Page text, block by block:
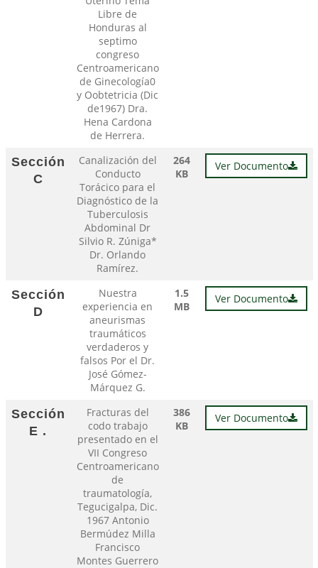
Libre de
Honduras al
septimo
congreso
Centroamericano
de Ginecología0
y Oobtetricia (Dic
de1967) Dra.
Hena Cardona
de Herrera.
Sección
C
Canalización del
Conducto
Torácico para el
Diagnóstico de la
Tuberculosis
Abdominal Dr
Silvio R. Zúniga*
Dr. Orlando
Ramírez.
264
KB
Ver Documento
Sección
D
Nuestra
experiencia en
aneurismas
traumáticos
verdaderos y
falsos Por el Dr.
José Gómez-
Márquez G.
1.5
MB
Ver Documento
Sección
E .
Fracturas del
codo trabajo
presentado en el
VII Congreso
Centroamericano
de
traumatología,
Tegucigalpa, Dic.
1967 Antonio
Bermúdez Milla
Francisco
Montes Guerrero
386
KB
Ver Documento